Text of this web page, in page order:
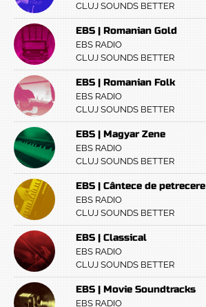
CLUJ SOUNDS BETTER
EBS | Romanian Gold
EBS RADIO
CLUJ SOUNDS BETTER
EBS | Romanian Folk
EBS RADIO
CLUJ SOUNDS BETTER
EBS | Magyar Zene
EBS RADIO
CLUJ SOUNDS BETTER
EBS | Cântece de petrecere
EBS RADIO
CLUJ SOUNDS BETTER
EBS | Classical
EBS RADIO
CLUJ SOUNDS BETTER
EBS | Movie Soundtracks
EBS RADIO